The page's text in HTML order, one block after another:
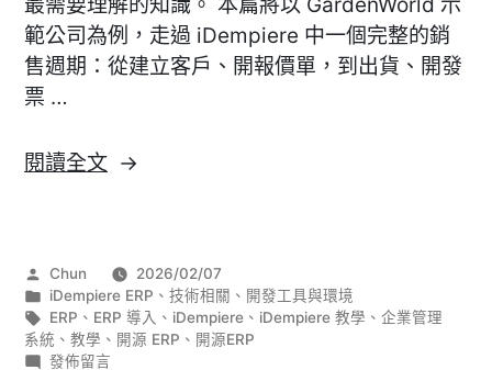
範公司為例，走過 iDempiere 中一個完整的銷
售週期：從建立客戶、開報價單，到出貨、開發
票 …
閱讀全文〈[iDempiere]
程
全
走
作
者:
Chun
2026/02/07
分
類:
iDempiere ERP 、 技術相關 、 開發工具與環境
標
籤:
ERP 、 ERP 導入 、 iDempiere、 iDempiere 教學 、 企業管理
系統 、 教學 、 開源 ERP 、 開源ERP
在
發佈留言